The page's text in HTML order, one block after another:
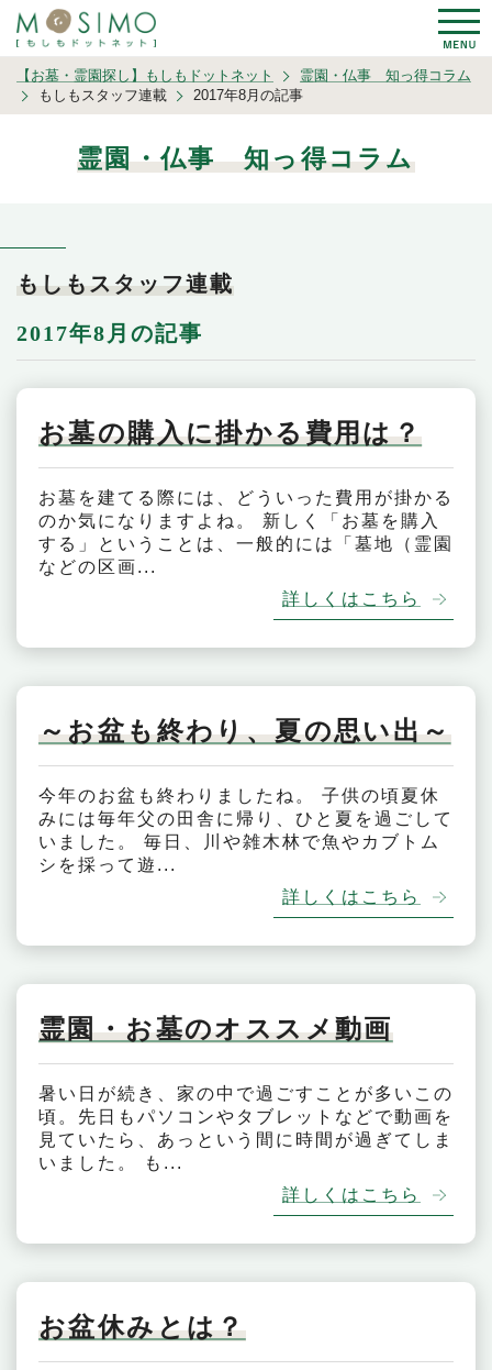
【お墓・霊園探し】もしもドットネット
霊園・仏事 知っ得コラム
もしもスタッフ連載
2017年8月の記事
霊園・仏事 知っ得コラム
もしもスタッフ連載
2017年8月の記事
お墓の購入に掛かる費用は？
お墓を建てる際には、どういった費用が掛かる
のか気になりますよね。 新しく「お墓を購入
する」ということは、一般的には「墓地（霊園
などの区画...
詳しくはこちら
～お盆も終わり、夏の思い出～
今年のお盆も終わりましたね。 子供の頃夏休
みには毎年父の田舎に帰り、ひと夏を過ごして
いました。 毎日、川や雑木林で魚やカブトム
シを採って遊...
詳しくはこちら
霊園・お墓のオススメ動画
暑い日が続き、家の中で過ごすことが多いこの
頃。先日もパソコンやタブレットなどで動画を
見ていたら、あっという間に時間が過ぎてしま
いました。 も...
詳しくはこちら
お盆休みとは？